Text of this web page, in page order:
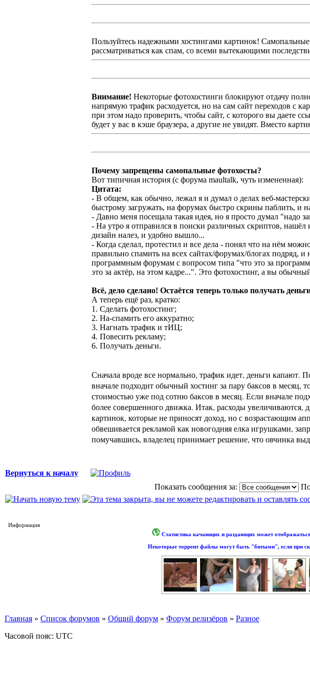
Пользуйтесь надежными хостингами картинок!
рассматриваться как спам, со всеми вытекающими
Внимание! Некоторые фотохостинги блокируют отдачу
напрямую трафик расходуется, но на сам сайт переходов с
при этом надо проверить, чтобы сайт, с которого вы даете
будет у вас в кэше браузера, а другие не увидят. Вместо
Почему запрещены самопальные фотохосты?
Вот типичная история (с форума maultalk, чуть измененная):
Цитата:
- В общем, как обычно, лежал я и думал о делах веб-
быстрому загружать, на форумах быстро скрины паблить, и
- Давно меня посещала такая идея, но я просто думал "надо
- На утро я отправился в поиски различных скриптов,
дизайн налез, и удобно вышло...
- Когда сделал, протестил и все дела - понял что на нём
правильно спамить на всех сайтах/форумах/блогах подряд,
программным форумам с вопросом типа "что это за
это за актёр, на этом кадре...". Это фотохостинг, а вы
Всё, дело сделано! Остаётся теперь только получать
А теперь ещё раз, кратко:
1. Сделать фотохостинг;
2. На-спамить его аккуратно;
3. Нагнать трафик и тИЦ;
4. Повесить рекламу;
6. Получать деньги.
Сначала вроде все нормально, трафик идет, деньги капают.
вначале подходит обычный хостинг за пару баксов в месяц,
стоимостью уже под сотню баксов в месяц. Если вначале
более совершенного движка. Итак, расходы увеличиваются,
картинок, которые не приносят доход, но с возрастающим
обвешивается рекламой как новогодняя елка игрушками,
помучавшись, владелец принимает решение, что овчинка
Вернуться к началу
Показать сообщения за:
Информация
Статистика качающих и раздающих может
Некоторые торрент файлы могут быть "битыми", если при
Главная » Список форумов » Общий форум » Форум релизёров » Разное
Часовой пояс: UTC